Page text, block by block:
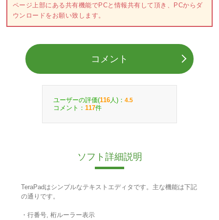
ページ上部にある共有機能でPCと情報共有して頂き、PCからダ
ウンロードをお願い致します。
コメント
ユーザーの評価(116 人)： 4.5
コメント： 117件
ソフト詳細説明
TeraPadはシンプルなテキストエディタです。主な機能は下記
の通りです。
・行番号, 桁ルーラー表示